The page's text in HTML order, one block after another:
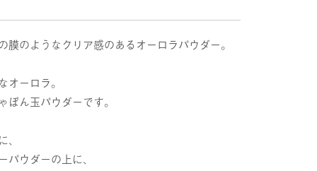
膜のようなクリア感のあるオーロラパウダー。
オーロラ。
ぼん玉パウダーです。
パウダーの上に、